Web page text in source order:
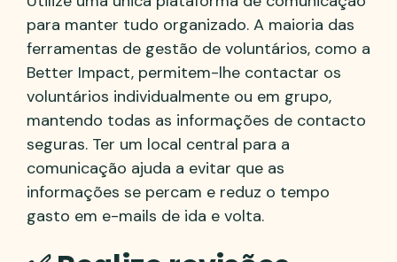
para manter tudo organizado. A maioria das
ferramentas de gestão de voluntários, como a
Better Impact, permitem-lhe contactar os
voluntários individualmente ou em grupo,
mantendo todas as informações de contacto
seguras. Ter um local central para a
comunicação ajuda a evitar que as
informações se percam e reduz o tempo
gasto em e-mails de ida e volta.